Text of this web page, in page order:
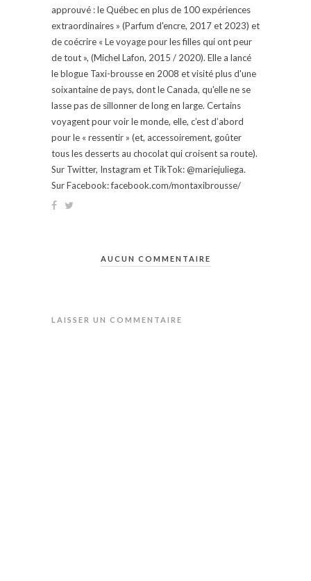
approuvé : le Québec en plus de 100 expériences
extraordinaires » (Parfum d'encre, 2017 et 2023) et
de coécrire « Le voyage pour les filles qui ont peur
de tout », (Michel Lafon, 2015 / 2020). Elle a lancé
le blogue Taxi-brousse en 2008 et visité plus d'une
soixantaine de pays, dont le Canada, qu'elle ne se
lasse pas de sillonner de long en large. Certains
voyagent pour voir le monde, elle, c’est d’abord
pour le « ressentir » (et, accessoirement, goûter
tous les desserts au chocolat qui croisent sa route).
Sur Twitter, Instagram et TikTok: @mariejuliega.
Sur Facebook: facebook.com/montaxibrousse/
AUCUN COMMENTAIRE
LAISSER UN COMMENTAIRE